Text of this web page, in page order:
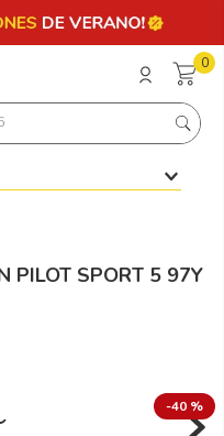
0
PILOT SPORT 5 97Y
-40 %
más buscados